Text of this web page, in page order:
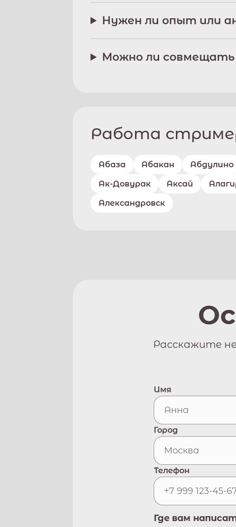
Нужен ли опыт или
Можно ли совмещать
Работа
Абаза Абакан Абдулино
Ак-Довурак Аксай
Александровск
Расскажите
Имя
Город
Телефон
Где вам